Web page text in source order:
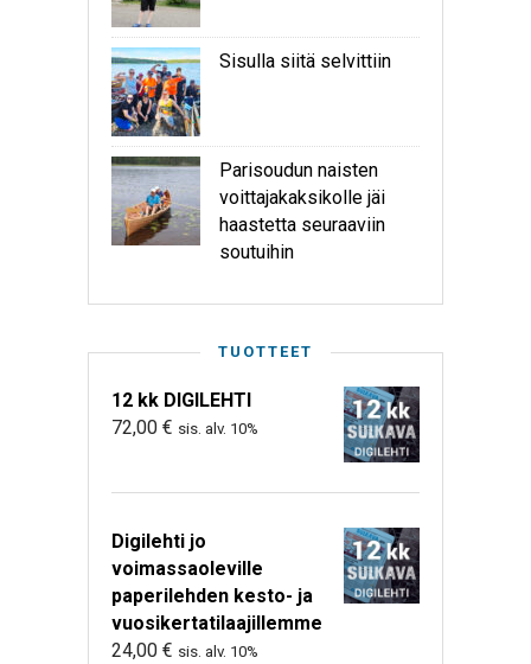
Sisulla siitä selvittiin
Parisoudun naisten
voittajakaksikolle jäi
haastetta seuraaviin
soutuihin
TUOTTEET
12 kk DIGILEHTI
72,00 € sis. alv. 10%
Digilehti jo
voimassaoleville
paperilehden kesto- ja
vuosikertatilaajillemme
24,00 € sis. alv. 10%